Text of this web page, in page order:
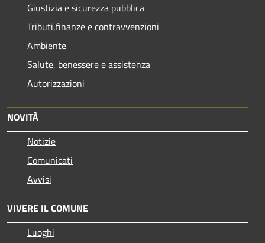
Giustizia e sicurezza pubblica
Tributi,finanze e contravvenzioni
Ambiente
Salute, benessere e assistenza
Autorizzazioni
NOVITÀ
Notizie
Comunicati
Avvisi
VIVERE IL COMUNE
Luoghi